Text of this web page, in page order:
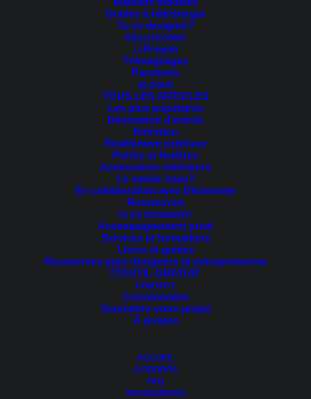
Guides à télécharger
Tu es designer?
RÉALISATIONS
Projets
Témoignages
Parutions
BLOGUE
TOUS LES ARTICLES
Les plus populaires
Décoration d’entrée
Entretien
Revêtement extérieur
Portes et fenêtres
Accessoires extérieurs
Le saviez-vous?
En collaboration avec Déconome
Ressources
TU ES DESIGNER?
Accompagnement privé
Services et formations
Livres et guides
Ressources pour designers et entrepreneures
OUTIL GRATUIT
CONTACT
Coordonnées
Soumettre votre projet
À propos
ACCUEIL
À PROPOS
FAQ
RESSOURCES
Voici le seul résultat
0.00$